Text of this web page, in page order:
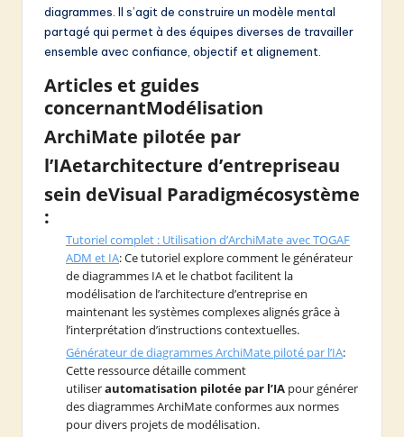
diagrammes. Il s’agit de construire un modèle mental
partagé qui permet à des équipes diverses de travailler
ensemble avec confiance, objectif et alignement.
Articles et guides
concernantModélisation
ArchiMate pilotée par
l’IAetarchitecture d’entrepriseau
sein deVisual Paradigmécosystème
:
Tutoriel complet : Utilisation d’ArchiMate avec TOGAF
ADM et IA: Ce tutoriel explore comment le générateur
de diagrammes IA et le chatbot facilitent la
modélisation de l’architecture d’entreprise en
maintenant les systèmes complexes alignés grâce à
l’interprétation d’instructions contextuelles.
Générateur de diagrammes ArchiMate piloté par l’IA:
Cette ressource détaille comment
utiliserautomatisation pilotée par l’IA pour générer
des diagrammes ArchiMate conformes aux normes
pour divers projets de modélisation.